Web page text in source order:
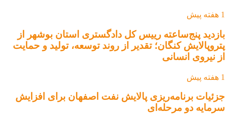
1 هفته پیش
بازدید پنج‌ساعته رییس کل دادگستری استان بوشهر از
پتروپالایش کنگان؛ تقدیر از روند توسعه، تولید و حمایت
از نیروی انسانی
1 هفته پیش
جزئیات برنامه‌ریزی پالایش نفت اصفهان برای افزایش
سرمایه دو مرحله‌ای